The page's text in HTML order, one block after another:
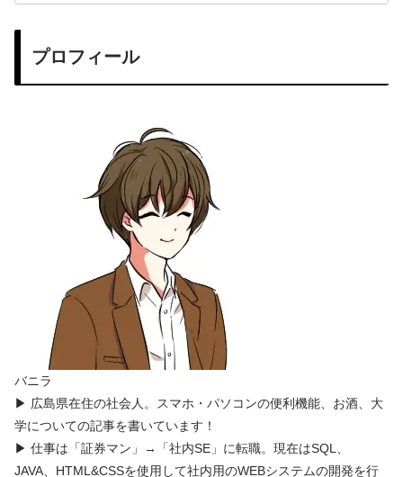
プロフィール
バニラ
▶ 広島県在住の社会人。スマホ・パソコンの便利機能、お酒、大
学についての記事を書いています！
▶ 仕事は「証券マン」→「社内SE」に転職。現在はSQL、
JAVA、HTML&CSSを使用して社内用のWEBシステムの開発を行